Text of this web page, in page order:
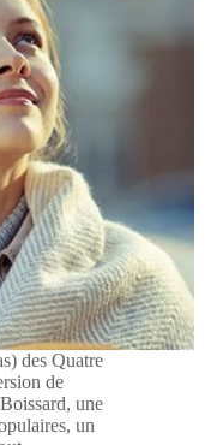
des Quatre
de
une
un